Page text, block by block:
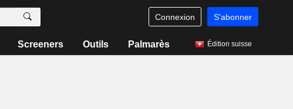
Connexion S'abonner
Screeners Outils Palmarès Édition suisse